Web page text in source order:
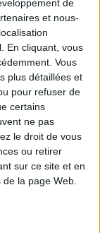
de
et nous-
En cliquant, vous
Vous
plus détaillées et
pour refuser de
certains
ne pas
le droit de vous
ou retirer
sur ce site et en
la page Web.
10 kilos
Voir tout
la